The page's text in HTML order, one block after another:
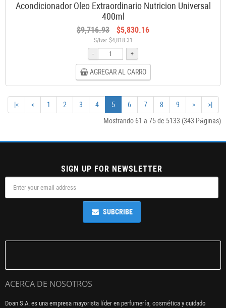
Acondicionador Oleo Extraordinario Nutricion Universal
400ml
$9,716.93 $5,830.16
S/Iva: $4,818.31
-
+
AGREGAR AL CARRO
|< < 1 2 3 4 5 6 7 8 9 >
>|
Mostrando 61 a 75 de 5133 (343 Páginas)
SIGN UP FOR NEWSLETTER
SUBCRIBE
ACERCA DE NOSOTROS
Doan S.A. es una empresa mayorista líder en perfumería, cosmética y cuidado